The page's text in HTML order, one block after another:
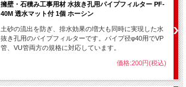
擁壁・石積み工事用材 水抜き孔用パイプフィルター PF-
40M 透水マット付 1個 ホーシン
土砂の流出を防ぎ、排水効果の増大も同時に実現した水
抜き孔用のパイプフィルターです。パイプ径φ40用でVP
管、VU管両方の規格に対応しています。
価格:200円(税込)